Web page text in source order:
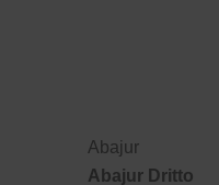
Abajur
Abajur Dritto